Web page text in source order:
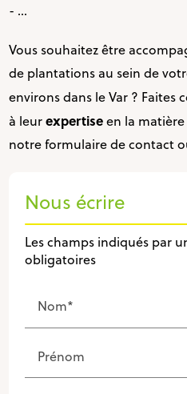
- ...
Vous souhaitez être
de plantations au sein de
environs dans le Var ? Faites
à leurexpertiseen la
notre formulaire de contact
Nous écrire
Les champs indiqués par
obligatoires
Nom*
Prénom